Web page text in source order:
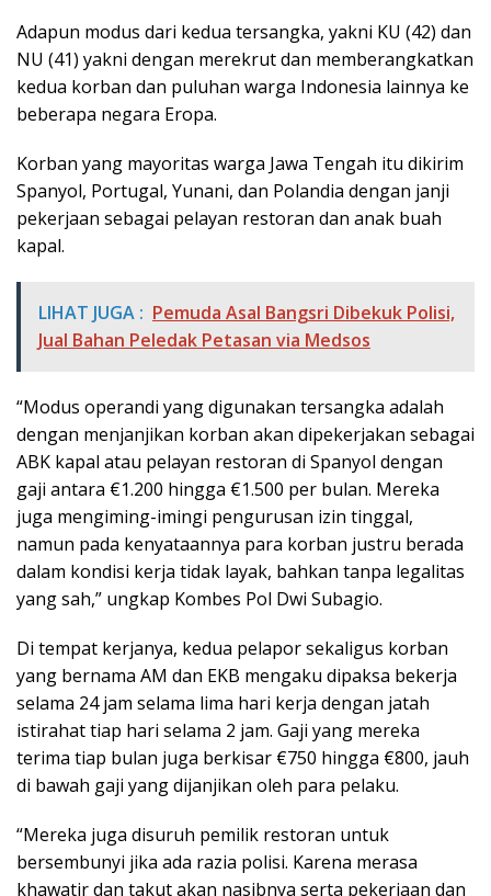
Adapun modus dari kedua tersangka, yakni KU (42) dan
NU (41) yakni dengan merekrut dan memberangkatkan
kedua korban dan puluhan warga Indonesia lainnya ke
beberapa negara Eropa.
Korban yang mayoritas warga Jawa Tengah itu dikirim
Spanyol, Portugal, Yunani, dan Polandia dengan janji
pekerjaan sebagai pelayan restoran dan anak buah
kapal.
LIHAT JUGA : Pemuda Asal Bangsri Dibekuk Polisi,
Jual Bahan Peledak Petasan via Medsos
“Modus operandi yang digunakan tersangka adalah
dengan menjanjikan korban akan dipekerjakan sebagai
ABK kapal atau pelayan restoran di Spanyol dengan
gaji antara €1.200 hingga €1.500 per bulan. Mereka
juga mengiming-imingi pengurusan izin tinggal,
namun pada kenyataannya para korban justru berada
dalam kondisi kerja tidak layak, bahkan tanpa legalitas
yang sah,” ungkap Kombes Pol Dwi Subagio.
Di tempat kerjanya, kedua pelapor sekaligus korban
yang bernama AM dan EKB mengaku dipaksa bekerja
selama 24 jam selama lima hari kerja dengan jatah
istirahat tiap hari selama 2 jam. Gaji yang mereka
terima tiap bulan juga berkisar €750 hingga €800, jauh
di bawah gaji yang dijanjikan oleh para pelaku.
“Mereka juga disuruh pemilik restoran untuk
bersembunyi jika ada razia polisi. Karena merasa
khawatir dan takut akan nasibnya serta pekerjaan dan